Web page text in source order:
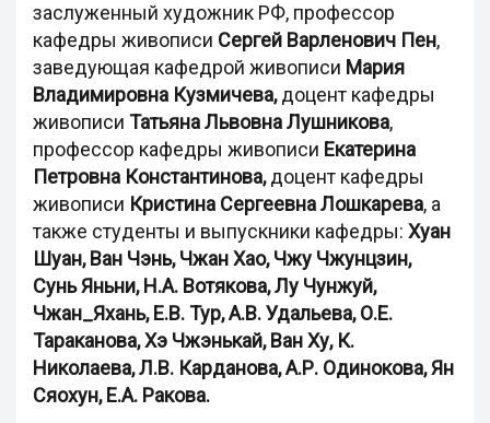
заслуженный художник РФ, профессор
кафедры живописи Сергей Варленович Пен,
заведующая кафедрой живописи Мария
Владимировна Кузмичева,доцент кафедры
живописи Татьяна Львовна Лушникова,
профессор кафедры живописи Екатерина
Петровна Константинова,доцент кафедры
живописи Кристина Сергеевна Лошкарева, а
также студенты и выпускники кафедры: Хуан
Шуан, Ван Чэнь, Чжан Хао, Чжу Чжунцзин,
Сунь Яньни, Н.А. Вотякова, Лу Чунжуй,
Чжан_Яхань, Е.В. Тур, А.В. Удальева, О.Е.
Тараканова, Хэ Чжэнькай, Ван Ху, К.
Николаева, Л.В. Карданова, А.Р. Одинокова, Ян
Сяохун, Е.А. Ракова.